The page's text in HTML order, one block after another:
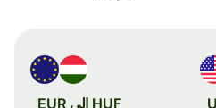
HUF إلى EUR